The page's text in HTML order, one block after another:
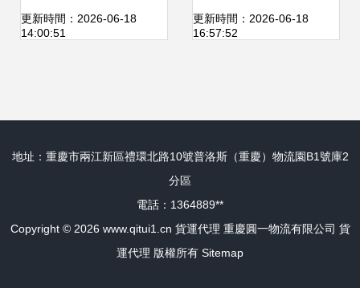
流解答
更新時間：2026-06-18
14:00:51
級代理 為何浙江金
更新時間：2026-06-18
16:57:52
地址：重慶市兩江新區禮環北路10號普洛斯（重慶）物流園B1號庫2
分區
電話：1364889**
Copyright © 2026 www.qitui1.cn 貨運代理 重慶圓一物流有限公司 貨
運代理 版權所有 Sitemap